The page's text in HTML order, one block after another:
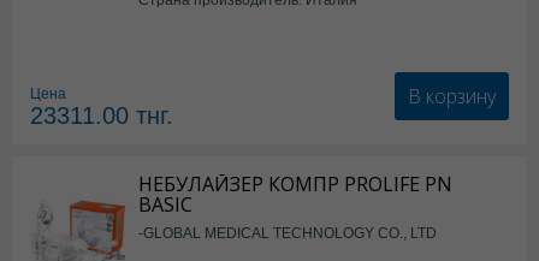
Цена
23311.00 тнг.
В корзину
НЕБУЛАЙЗЕР КОМПР PROLIFE PN
BASIC
-GLOBAL MEDICAL TECHNOLOGY CO., LTD